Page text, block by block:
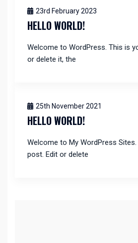
23rd February 2023
HELLO WORLD!
Welcome to WordPress. This is
or delete it, the
25th November 2021
HELLO WORLD!
Welcome to My WordPress
post. Edit or delete